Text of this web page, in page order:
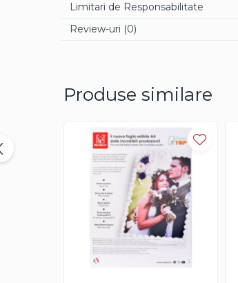
Crocant / Crumble
Spray Antilipire Tavi
Creme, Glazuri, Paste
Creme Umpluturi
Creme inainte Coacere
Creme dupa Coacere
Limitari de Responsabilitate
Review-uri (0)
Produse similare